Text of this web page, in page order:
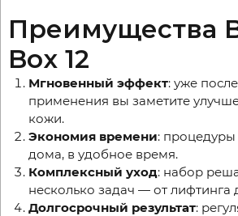
Преимущества
Box 12
Мгновенный эффект: уже
применения вы заметите
кожи.
Экономия времени:
дома, в удобное время.
Комплексный уход: набор
несколько задач — от лифтинга
Долгосрочный результат: